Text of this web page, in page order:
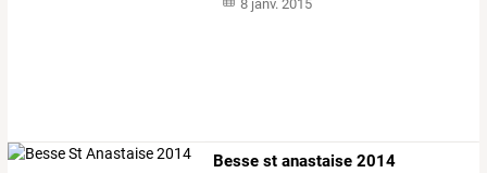
8 janv. 2015
Besse st anastaise 2014